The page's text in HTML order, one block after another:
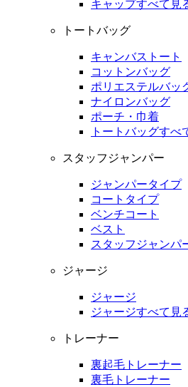
キャップすべて見
トートバッグ
キャンバストート
コットンバッグ
ポリエステルバッ
ナイロンバッグ
ポーチ・巾着
トートバッグすべ
スタッフジャンパー
ジャンパータイプ
コートタイプ
ベンチコート
ベスト
スタッフジャンパ
ジャージ
ジャージ
ジャージすべて見
トレーナー
裏起毛トレーナー
裏毛トレーナー